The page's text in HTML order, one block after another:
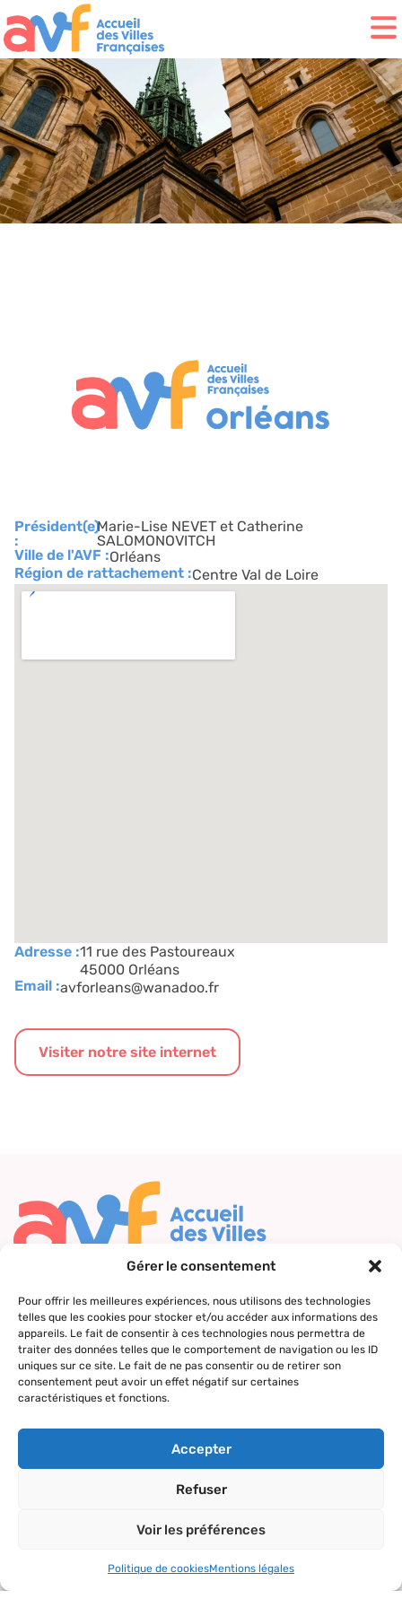
Gérer le consentement
Pour offrir les meilleures expériences, nous utilisons des technologies
telles que les cookies pour stocker et/ou accéder aux informations des
appareils. Le fait de consentir à ces technologies nous permettra de
traiter des données telles que le comportement de navigation ou les ID
uniques sur ce site. Le fait de ne pas consentir ou de retirer son
consentement peut avoir un effet négatif sur certaines
caractéristiques et fonctions.
Accepter
Refuser
Voir les préférences
Politique de cookiesMentions légales
Président(e)
:
Marie-Lise NEVET et Catherine
SALOMONOVITCH
Ville de l'AVF :Orléans
Région de rattachement :Centre Val de Loire
Adresse :11 rue des Pastoureaux
45000 Orléans
Email :avforleans@wanadoo.fr
Visiter notre site internet
Nous contacter
Qui sommes-
nous ?
Nos valeurs
La charte AVF
Nos actions
Accueil des
nouveaux
arrivants
Rencontres
Activités et
Le réseau
AVF
Répertoire
des AVF
l’actualité du
réseau
Suivez-nous